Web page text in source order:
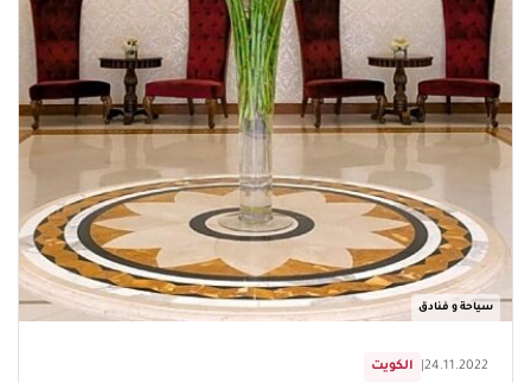
سياحة و فنادق
الكويت 24.11.2022